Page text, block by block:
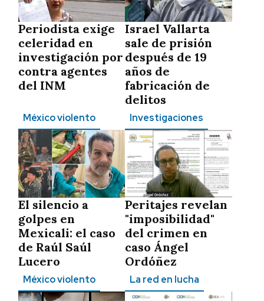
Periodista exige
celeridad en
investigación por
contra agentes
del INM
Israel Vallarta
sale de prisión
después de 19
años de
fabricación de
delitos
México violento
El silencio a
golpes en
Mexicali: el caso
de Raúl Saúl
Lucero
Investigaciones
Peritajes revelan
"imposibilidad"
del crimen en
caso Ángel
Ordóñez
México violento La red en lucha